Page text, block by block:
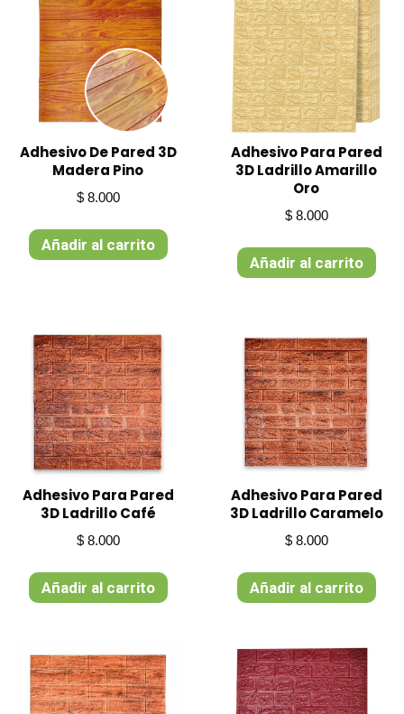
Adhesivo De Pared 3D
Madera Pino
$8.000
Añadir al carrito
Adhesivo Para Pared
3D Ladrillo Amarillo
Oro
$8.000
Añadir al carrito
Adhesivo Para Pared
3D Ladrillo Café
$8.000
Añadir al carrito
Adhesivo Para Pared
3D Ladrillo Caramelo
$8.000
Añadir al carrito